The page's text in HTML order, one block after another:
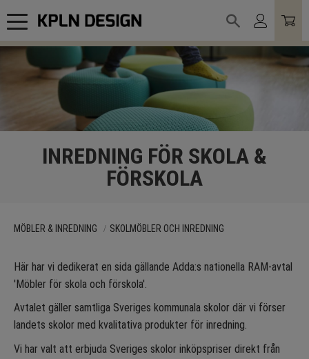
Meny
MÖBLER & INREDNING SKOLMÖBLER OCH INREDNING
INREDNING FÖR SKOLA &
FÖRSKOLA
Här har vi dedikerat en sida gällande Adda:s nationella RAM-avtal
'Möbler för skola och förskola'.
Avtalet gäller samtliga Sveriges kommunala skolor där vi förser
landets skolor med kvalitativa produkter för inredning.
Vi har valt att erbjuda Sveriges skolor inköpspriser direkt från